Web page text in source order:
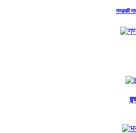
गण्डकी